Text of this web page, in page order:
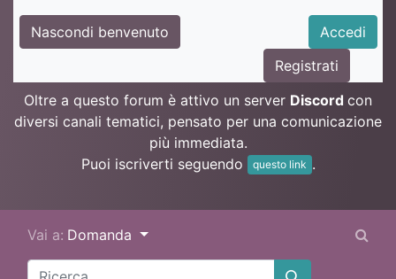
Nascondi benvenuto
Accedi
Registrati
Oltre a questo forum è attivo un server Discord con
diversi canali tematici, pensato per una comunicazione
più immediata.
Puoi iscriverti seguendo
questo link .
Vai a: Domanda